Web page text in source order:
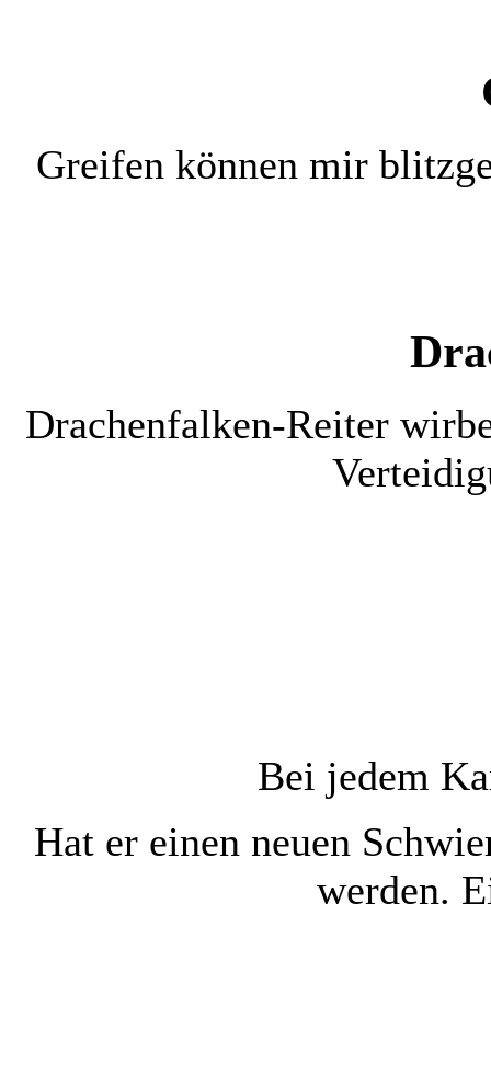
Greifen können mir
D
Drachenfalken-Reiter
Bei jedem
Hat er einen neuen
werden.